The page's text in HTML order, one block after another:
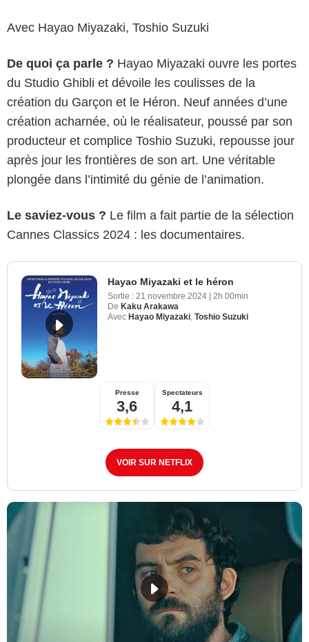
Avec Hayao Miyazaki, Toshio Suzuki
De quoi ça parle ? Hayao Miyazaki ouvre les portes
du Studio Ghibli et dévoile les coulisses de la
création du Garçon et le Héron. Neuf années d’une
création acharnée, où le réalisateur, poussé par son
producteur et complice Toshio Suzuki, repousse jour
après jour les frontières de son art. Une véritable
plongée dans l’intimité du génie de l’animation.
Le saviez-vous ? Le film a fait partie de la sélection
Cannes Classics 2024 : les documentaires.
Hayao Miyazaki et le héron
Sortie : 21 novembre 2024
2h 00min
De Kaku Arakawa
Avec Hayao Miyazaki, Toshio Suzuki
Presse
3,6
Spectateurs
4,1
VOIR SUR NETFLIX